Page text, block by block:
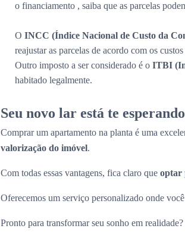
o financiamento , saiba que as parcelas
O INCC (Índice Nacional de Custo da
reajustar as parcelas de acordo com os
Outro imposto a ser considerado é o ITBI
habitado legalmente.
Seu novo lar está te
Comprar um apartamento na planta é uma
valorização do imóvel.
Com todas essas vantagens, fica claro que optar
Oferecemos um serviço personalizado onde
Pronto para transformar seu sonho em